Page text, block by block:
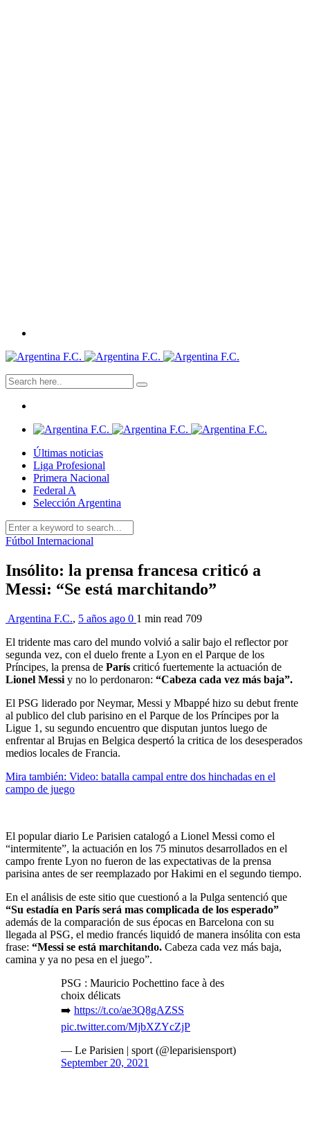
Últimas noticias
Liga Profesional
Primera Nacional
Federal A
Selección Argentina
Fútbol Internacional
Insólito: la prensa francesa criticó a
Messi: “Se está marchitando”
Argentina F.C., 5 años ago 0 1 min read 709
El tridente mas caro del mundo volvió a salir bajo el reflector por
segunda vez, con el duelo frente a Lyon en el Parque de los
Príncipes, la prensa de París criticó fuertemente la actuación de
Lionel Messi y no lo perdonaron: “Cabeza cada vez más baja”.
El PSG liderado por Neymar, Messi y Mbappé hizo su debut frente
al publico del club parisino en el Parque de los Príncipes por la
Ligue 1, su segundo encuentro que disputan juntos luego de
enfrentar al Brujas en Belgica despertó la critica de los desesperados
medios locales de Francia.
Mira también: Video: batalla campal entre dos hinchadas en el
campo de juego
El popular diario Le Parisien catalogó a Lionel Messi como el
“intermitente”, la actuación en los 75 minutos desarrollados en el
campo frente Lyon no fueron de las expectativas de la prensa
parisina antes de ser reemplazado por Hakimi en el segundo tiempo.
En el análisis de este sitio que cuestionó a la Pulga sentenció que
“Su estadía en París será mas complicada de los esperado”
además de la comparación de sus épocas en Barcelona con su
llegada al PSG, el medio francés liquidó de manera insólita con esta
frase: “Messi se está marchitando. Cabeza cada vez más baja,
camina y ya no pesa en el juego”.
PSG : Mauricio Pochettino face à des
choix délicats
➡️ https://t.co/ae3Q8gAZSS
pic.twitter.com/MjbXZYcZjP
— Le Parisien | sport (@leparisiensport)
September 20, 2021